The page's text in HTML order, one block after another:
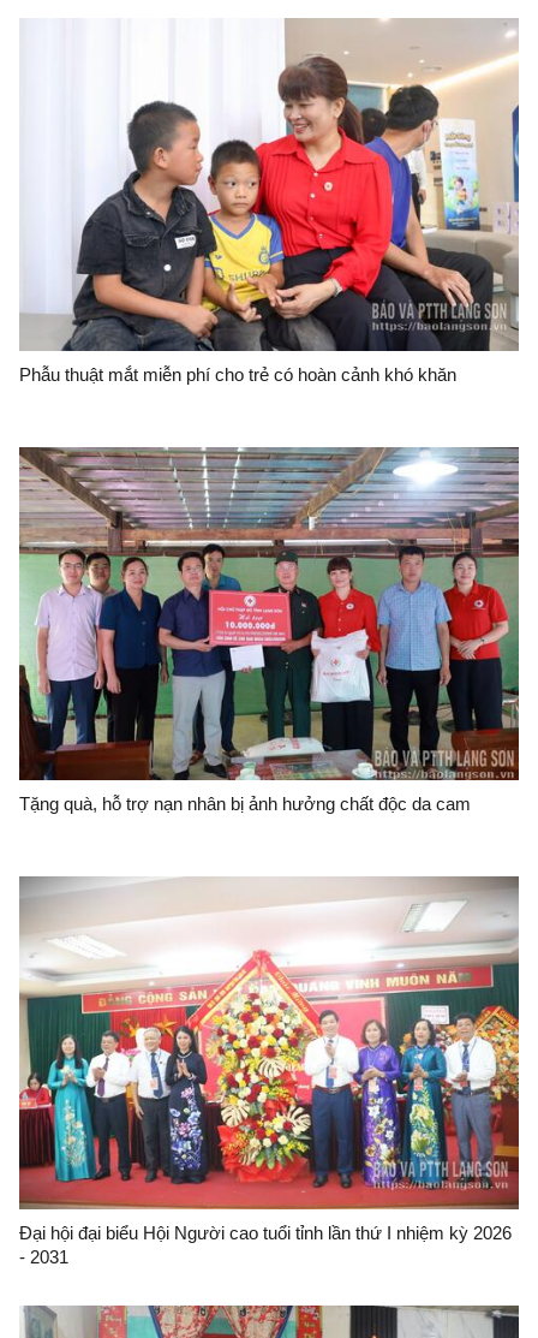
Phẫu thuật mắt miễn phí cho trẻ có hoàn cảnh khó khăn
Tặng quà, hỗ trợ nạn nhân bị ảnh hưởng chất độc da cam
Đại hội đại biểu Hội Người cao tuổi tỉnh lần thứ I nhiệm kỳ 2026
- 2031